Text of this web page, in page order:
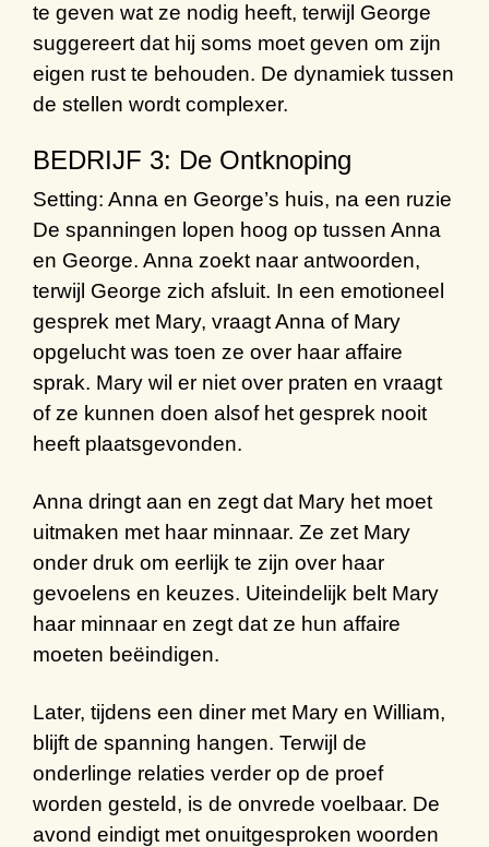
te geven wat ze nodig heeft, terwijl George
suggereert dat hij soms moet geven om zijn
eigen rust te behouden. De dynamiek tussen
de stellen wordt complexer.
BEDRIJF 3: De Ontknoping
Setting: Anna en George’s huis, na een ruzie
De spanningen lopen hoog op tussen Anna
en George. Anna zoekt naar antwoorden,
terwijl George zich afsluit. In een emotioneel
gesprek met Mary, vraagt Anna of Mary
opgelucht was toen ze over haar affaire
sprak. Mary wil er niet over praten en vraagt
of ze kunnen doen alsof het gesprek nooit
heeft plaatsgevonden.
Anna dringt aan en zegt dat Mary het moet
uitmaken met haar minnaar. Ze zet Mary
onder druk om eerlijk te zijn over haar
gevoelens en keuzes. Uiteindelijk belt Mary
haar minnaar en zegt dat ze hun affaire
moeten beëindigen.
Later, tijdens een diner met Mary en William,
blijft de spanning hangen. Terwijl de
onderlinge relaties verder op de proef
worden gesteld, is de onvrede voelbaar. De
avond eindigt met onuitgesproken woorden